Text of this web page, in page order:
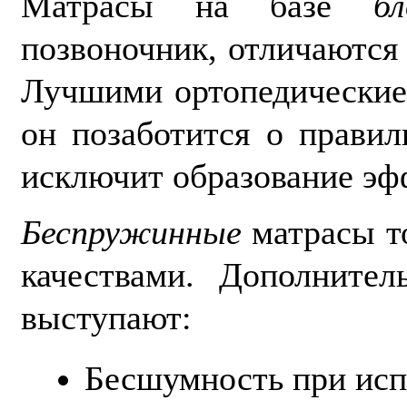
позвоночник,
Лучшими
он позаботится о
исключит образование
Беспружинные матрасы
качествами.
выступают:
Бесшумность при